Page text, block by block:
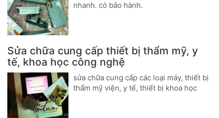
nhanh. có bảo hành.
Sửa chữa cung cấp thiết bị thẩm mỹ, y
tế, khoa học công nghệ
sửa chữa cung cấp các loại máy, thiết bị
thẩm mỹ viện, y tế, thiết bị khoa học